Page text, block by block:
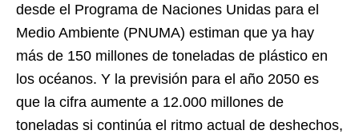
desde el Programa de Naciones Unidas para el
Medio Ambiente (PNUMA) estiman que ya hay
más de 150 millones de toneladas de plástico en
los océanos. Y la previsión para el año 2050 es
que la cifra aumente a 12.000 millones de
toneladas si continúa el ritmo actual de deshechos,